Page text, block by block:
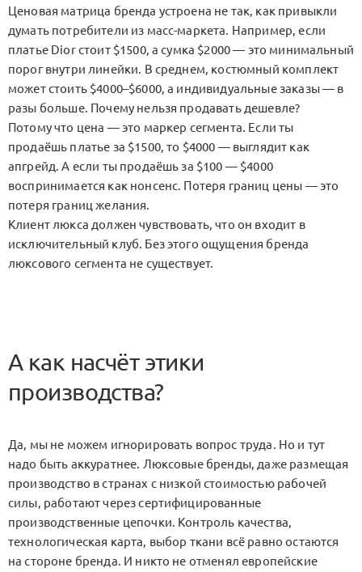
Ценовая матрица бренда устроена не так, как привыкли
думать потребители из масс-маркета. Например, если
платье Dior стоит $1500, а сумка $2000 — это минимальный
порог внутри линейки. В среднем, костюмный комплект
может стоить $4000–$6000, а индивидуальные заказы — в
разы больше. Почему нельзя продавать дешевле?
Потому что цена — это маркер сегмента. Если ты
продаёшь платье за $1500, то $4000 — выглядит как
апгрейд. А если ты продаёшь за $100 — $4000
воспринимается как нонсенс. Потеря границ цены — это
потеря границ желания.
Клиент люкса должен чувствовать, что он входит в
исключительный клуб. Без этого ощущения бренда
люксового сегмента не существует.
А как насчёт этики
производства?
Да, мы не можем игнорировать вопрос труда. Но и тут
надо быть аккуратнее. Люксовые бренды, даже размещая
производство в странах с низкой стоимостью рабочей
силы, работают через сертифицированные
производственные цепочки. Контроль качества,
технологическая карта, выбор ткани всё равно остаются
на стороне бренда. И никто не отменял европейские